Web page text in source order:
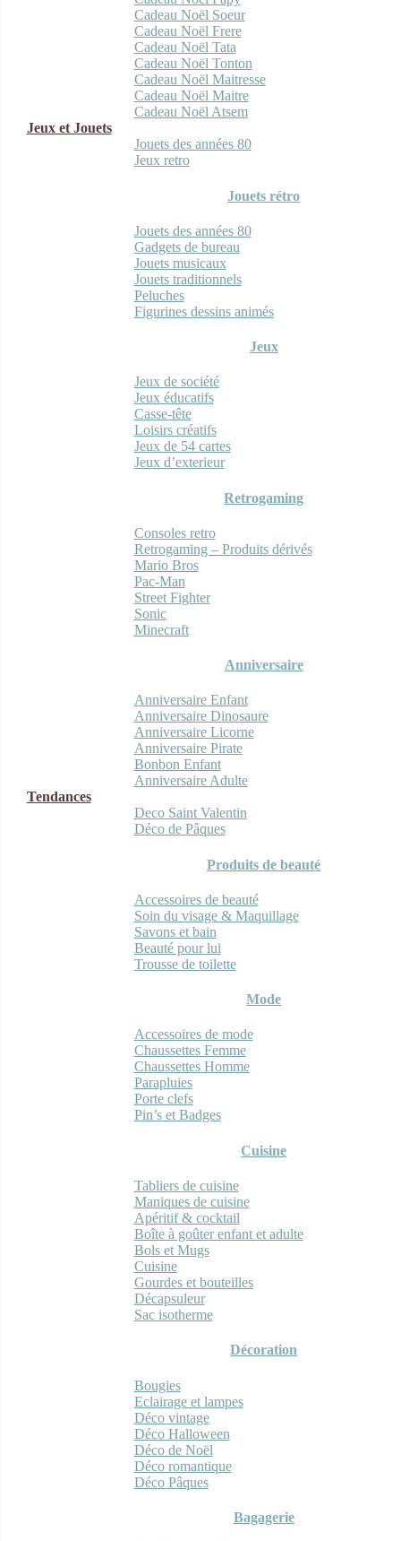
Cadeau Noël Soeur
Cadeau Noël Frere
Cadeau Noël Tata
Cadeau Noël Tonton
Cadeau Noël Maitresse
Cadeau Noël Maitre
Cadeau Noël Atsem
Jeux et Jouets
Jouets des années 80
Jeux retro
Jouets rétro
Jouets des années 80
Gadgets de bureau
Jouets musicaux
Jouets traditionnels
Peluches
Figurines dessins animés
Jeux
Jeux de société
Jeux éducatifs
Casse-tête
Loisirs créatifs
Jeux de 54 cartes
Jeux d’exterieur
Retrogaming
Consoles retro
Retrogaming – Produits dérivés
Mario Bros
Pac-Man
Street Fighter
Sonic
Minecraft
Anniversaire
Anniversaire Enfant
Anniversaire Dinosaure
Anniversaire Licorne
Anniversaire Pirate
Bonbon Enfant
Anniversaire Adulte
Tendances
Deco Saint Valentin
Déco de Pâques
Produits de beauté
Accessoires de beauté
Soin du visage & Maquillage
Savons et bain
Beauté pour lui
Trousse de toilette
Mode
Accessoires de mode
Chaussettes Femme
Chaussettes Homme
Parapluies
Porte clefs
Pin’s et Badges
Cuisine
Tabliers de cuisine
Maniques de cuisine
Apéritif & cocktail
Boîte à goûter enfant et adulte
Bols et Mugs
Cuisine
Gourdes et bouteilles
Décapsuleur
Sac isotherme
Décoration
Bougies
Eclairage et lampes
Déco vintage
Déco Halloween
Déco de Noël
Déco romantique
Déco Pâques
Bagagerie